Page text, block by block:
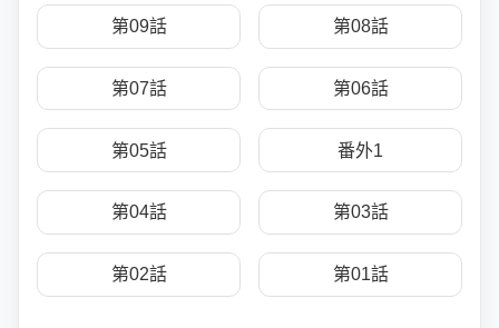
第09話 第08話
第07話 第06話
第05話 番外1
第04話 第03話
第02話 第01話